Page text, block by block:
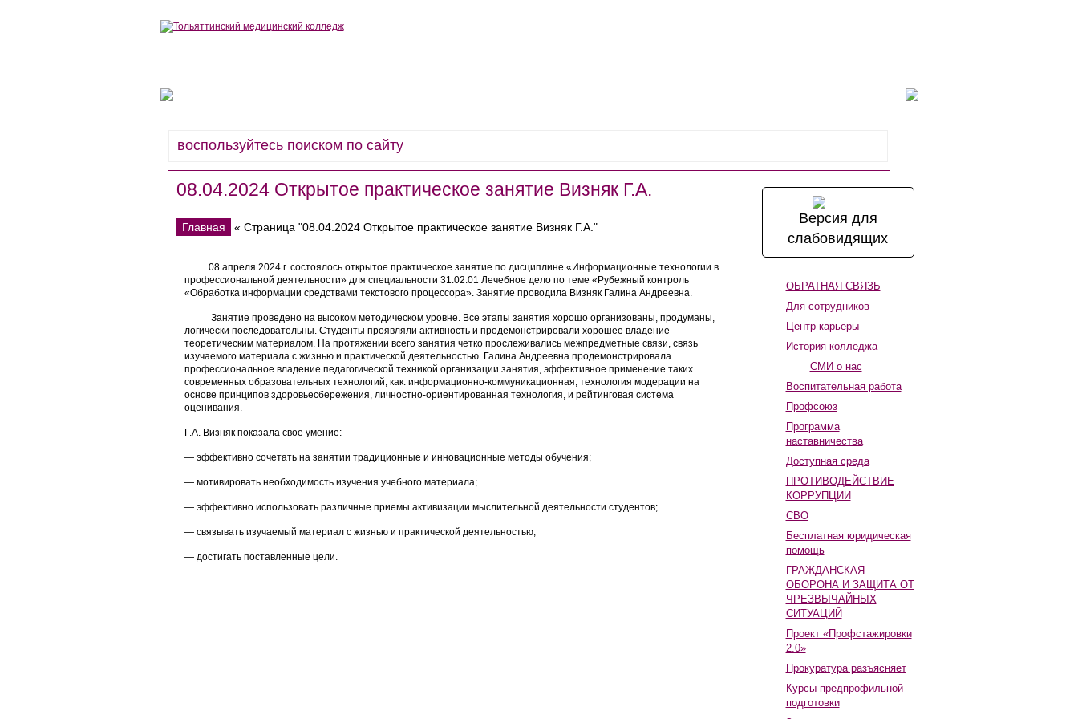
Версия для
слабовидящих
ОБРАТНАЯ СВЯЗЬ
Для сотрудников
Центр карьеры
История колледжа
СМИ о нас
Воспитательная работа
Профсоюз
Программа
наставничества
Доступная среда
ПРОТИВОДЕЙСТВИЕ
КОРРУПЦИИ
СВО
Бесплатная юридическая
помощь
ГРАЖДАНСКАЯ
ОБОРОНА И ЗАЩИТА ОТ
ЧРЕЗВЫЧАЙНЫХ
СИТУАЦИЙ
Проект «Профстажировки
2.0»
Прокуратура разъясняет
Курсы предпрофильной
подготовки
08.04.2024 Открытое практическое занятие Визняк Г.А.
Главная « Страница "08.04.2024 Открытое практическое занятие Визняк Г.А."
08 апреля 2024 г. состоялось открытое практическое занятие по дисциплине «Информационные технологии в
профессиональной деятельности» для специальности 31.02.01 Лечебное дело по теме «Рубежный контроль
«Обработка информации средствами текстового процессора». Занятие проводила Визняк Галина Андреевна.
Занятие проведено на высоком методическом уровне. Все этапы занятия хорошо организованы, продуманы,
логически последовательны. Студенты проявляли активность и продемонстрировали хорошее владение
теоретическим материалом. На протяжении всего занятия четко прослеживались межпредметные связи, связь
изучаемого материала с жизнью и практической деятельностью. Галина Андреевна продемонстрировала
профессиональное владение педагогической техникой организации занятия, эффективное применение таких
современных образовательных технологий, как: информационно-коммуникационная, технология модерации на
основе принципов здоровьесбережения, личностно-ориентированная технология, и рейтинговая система
оценивания.
Г.А. Визняк показала свое умение:
— эффективно сочетать на занятии традиционные и инновационные методы обучения;
— мотивировать необходимость изучения учебного материала;
— эффективно использовать различные приемы активизации мыслительной деятельности студентов;
— связывать изучаемый материал с жизнью и практической деятельностью;
— достигать поставленные цели.